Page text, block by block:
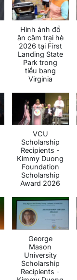
Hình ảnh đổ
ăn câm trại hè
2026 tại First
Landing State
Park trong
tiểu bang
Virginia
VCU
Scholarship
Recipients -
Kimmy Duong
Foundation
Scholarship
Award 2026
George
Mason
University
Scholarship
Recipients -